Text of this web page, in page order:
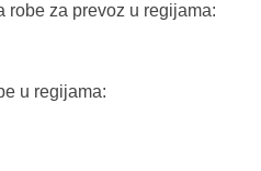
robe za prevoz u regijama:
u regijama: